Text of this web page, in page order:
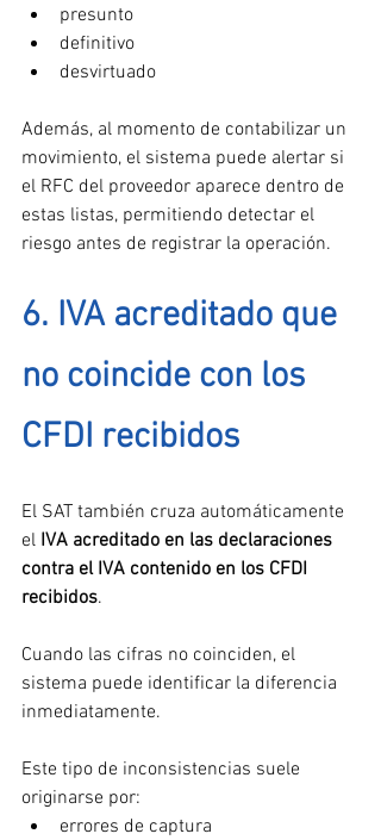
presunto
definitivo
desvirtuado
Además, al momento de contabilizar un
movimiento, el sistema puede alertar si
el RFC del proveedor aparece dentro de
estas listas, permitiendo detectar el
riesgo antes de registrar la operación.
6. IVA acreditado que
no coincide con los
CFDI recibidos
El SAT también cruza automáticamente
el IVA acreditado en las declaraciones
contra el IVA contenido en los CFDI
recibidos.
Cuando las cifras no coinciden, el
sistema puede identificar la diferencia
inmediatamente.
Este tipo de inconsistencias suele
originarse por:
errores de captura